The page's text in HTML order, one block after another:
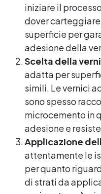
iniziare il
dover
superficie per
adesione della
Scelta della
adatta per
simili. Le vernici
sono spesso
microcemento in
adesione e
Applicazione
attentamente le
per quanto
di strati da